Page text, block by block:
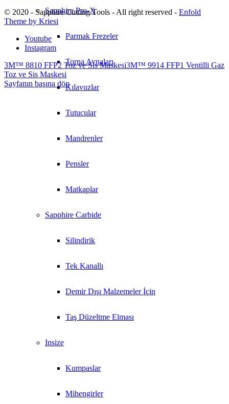
Sapphire Pro-X
Parmak Frezeler
Torna Aynaları
Kılavuzlar
Tutucular
Mandrenler
Pensler
Matkaplar
Sapphire Carbide
Silindirik
Tek Kanallı
Demir Dışı Malzemeler İçin
Taş Düzeltme Elması
Insize
Kumpaslar
Mihengirler
© 2020 - Sapphire Cutting Tools - All right reserved - Enfold
Theme by Kriesi
Youtube
Instagram
3M™ 8810 FFP2 Toz ve Sis Maskesi3M™ 9914 FFP1 Ventilli Gaz
Toz ve Sis Maskesi
Sayfanın başına dön